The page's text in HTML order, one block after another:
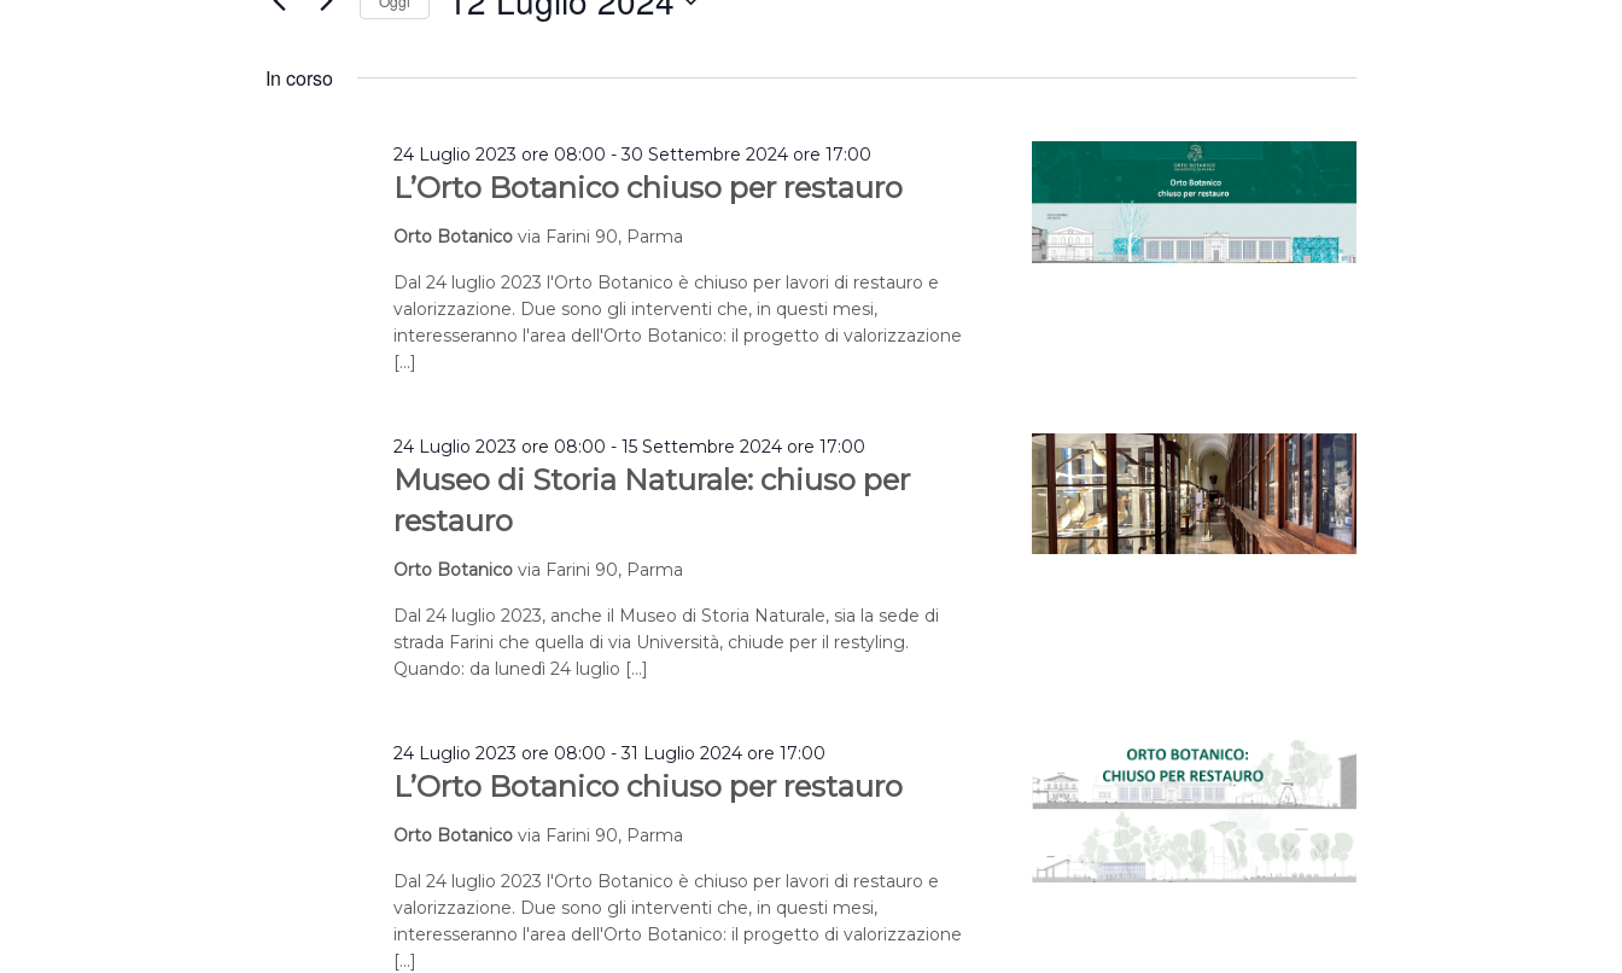
2024
per
la
In corso
L’Orto Botanico chiuso per restauro
24 Luglio 2023 ore 08:00 -30 Settembre 2024 ore 17:00
Orto Botanico via Farini 90, Parma
Dal 24 luglio 2023 l'Orto Botanico è chiuso per lavori di restauro e
valorizzazione. Due sono gli interventi che, in questi mesi,
interesseranno l'area dell'Orto Botanico: il progetto di valorizzazione
[…]
Museo di Storia Naturale: chiuso per
restauro
24 Luglio 2023 ore 08:00 - 15 Settembre 2024 ore 17:00
Orto Botanico via Farini 90, Parma
Dal 24 luglio 2023, anche il Museo di Storia Naturale, sia la sede di
strada Farini che quella di via Università, chiude per il restyling.
Quando: da lunedì 24 luglio […]
L’Orto Botanico chiuso per restauro
24 Luglio 2023 ore 08:00 -31 Luglio 2024 ore 17:00
Orto Botanico via Farini 90, Parma
Dal 24 luglio 2023 l'Orto Botanico è chiuso per lavori di restauro e
valorizzazione. Due sono gli interventi che, in questi mesi,
interesseranno l'area dell'Orto Botanico: il progetto di valorizzazione
[…]